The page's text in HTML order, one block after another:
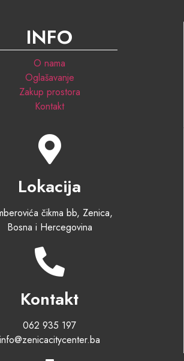
INFO
O nama
Oglašavanje
Zakup prostora
Kontakt
Lokacija
čikma bb, Zenica,
Bosna i Hercegovina
Kontakt
062 935 197
info@zenicacitycenter.ba